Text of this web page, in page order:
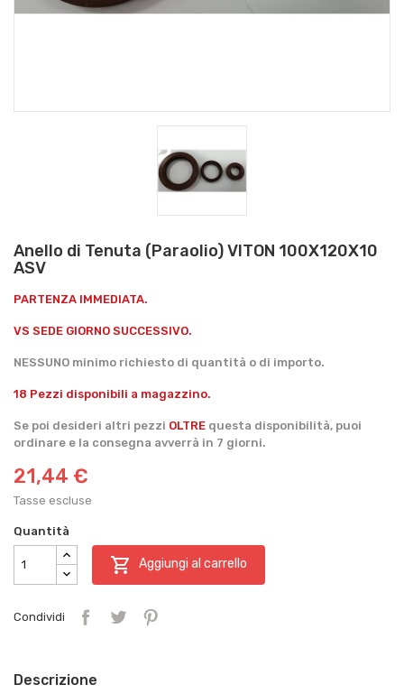
Anello di Tenuta (Paraolio) VITON 100X120X10
ASV
PARTENZA IMMEDIATA.
VS SEDE GIORNO SUCCESSIVO.
NESSUNO minimo richiesto di quantità o di importo.
18 Pezzi disponibili a magazzino.
Se poi desideri altri pezzi OLTRE questa disponibilità, puoi
ordinare e la consegna avverrà in 7 giorni.
21,44 €
Tasse escluse
Quantità
 Aggiungi al carrello
Condividi
Descrizione